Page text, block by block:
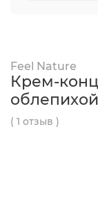
Feel Nature
Крем-
облепихой
( 1 отзыв )